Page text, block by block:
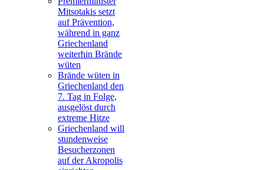
Mitsotakis setzt
auf Prävention,
während in ganz
Griechenland
weiterhin Brände
wüten
Brände wüten in
Griechenland den
7. Tag in Folge,
ausgelöst durch
extreme Hitze
Griechenland will
stundenweise
Besucherzonen
auf der Akropolis